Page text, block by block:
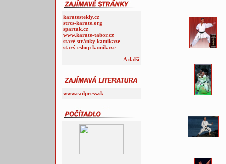
karatestekly.cz
strcs-karate.org
spartak.cz
www.karate-tabor.cz
staré stránky kamikaze
starý eshop kamikaze
A další
www.cadpress.sk